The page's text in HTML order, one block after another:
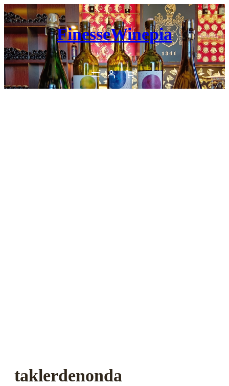
内
容
を
ス
キ
ッ
プ
FinesseWinepia
taklerdenonda